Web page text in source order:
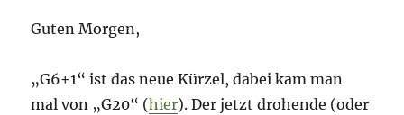
Guten Morgen,
„G6+1“ ist das neue Kürzel, dabei kam man
mal von „G20“ (hier). Der jetzt drohende (oder